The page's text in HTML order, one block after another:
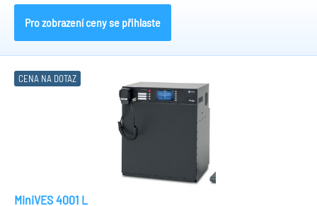
Pro zobrazení ceny se přihlaste
CENA NA DOTAZ
MiniVES 4001 L